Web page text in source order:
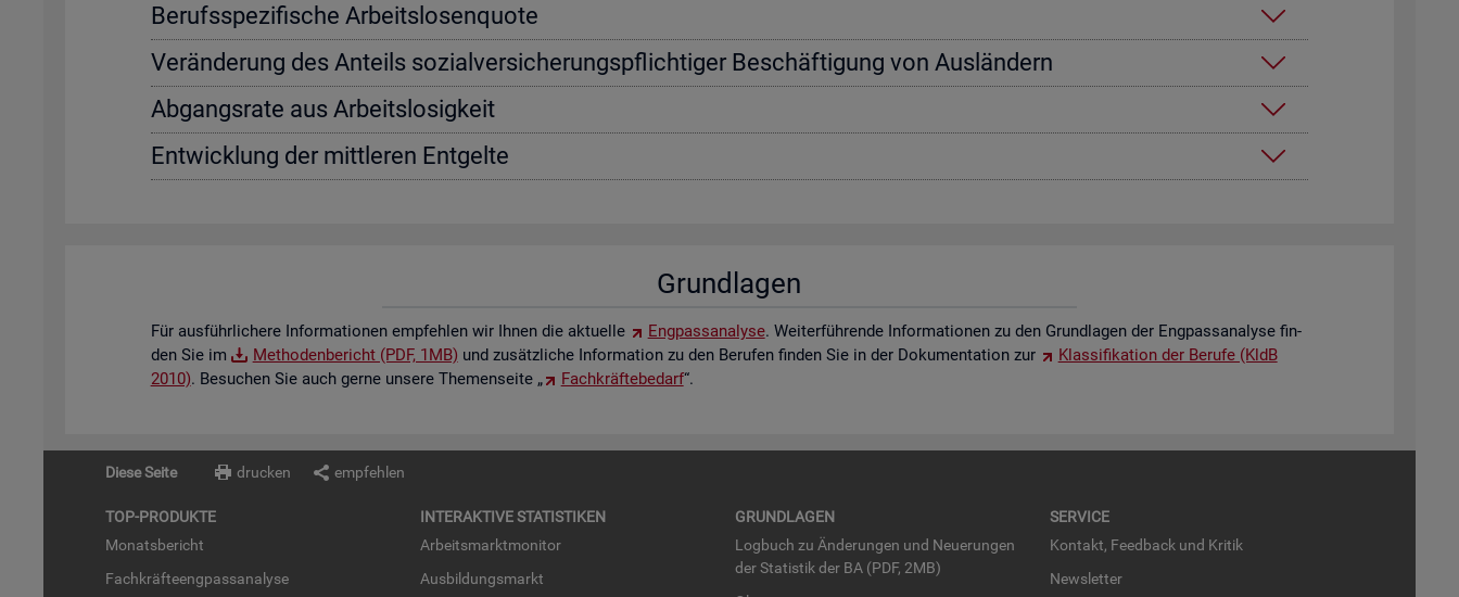
Be­rufs­spe­zi­fi­sche Ar­beits­lo­sen­quo­te
Ver­än­de­rung des An­teils so­zi­al­ver­si­che­rungs­pflich­ti­ger Be­schäf­ti­gung von Aus­län­dern
Ab­gangs­ra­te aus Ar­beits­lo­sig­keit
Ent­wick­lung der mitt­le­ren Ent­gel­te
Grund­la­gen
Für aus­führ­li­che­re In­for­ma­tio­nen emp­feh­len wir Ihnen die ak­tu­el­le Eng­pass­ana­ly­se. Wei­ter­füh­ren­de In­for­ma­tio­nen zu den Grund­la­gen der Eng­pass­ana­ly­se fin­
den Sie im
Me­tho­den­be­richt (PDF, 1MB) und zu­sätz­li­che In­for­ma­ti­on zu den Be­ru­fen fin­den Sie in der Do­ku­men­ta­ti­on zur
Klas­si­fi­ka­ti­on der Be­ru­fe (KldB
2010). Be­su­chen Sie auch gerne un­se­re The­men­sei­te „ Fach­kräf­te­be­darf“.
Diese Seite drucken empfehlen
TOP-PRO­DUK­TE
Mo­nats­be­richt
Fach­kräf­te­eng­pass­ana­ly­se
IN­TER­AK­TI­VE STA­TIS­TI­KEN
Ar­beits­markt­mo­ni­tor
Aus­bil­dungs­markt
GRUND­LA­GEN
Log­buch zu Än­de­run­gen und Neue­run­gen
der Sta­tis­tik der BA (PDF, 2MB)
SER­VICE
Kon­takt, Feed­back und Kri­tik
News­let­ter